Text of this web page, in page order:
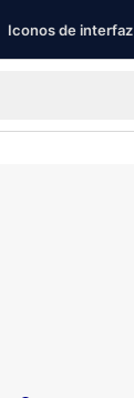
Iconos de interfaz